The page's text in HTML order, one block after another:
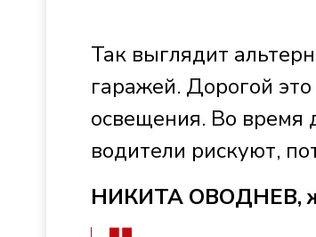
Так выглядит
гаражей. Дорогой
освещения. Во время
водители рискуют,
НИКИТА ОВОДНЕВ,